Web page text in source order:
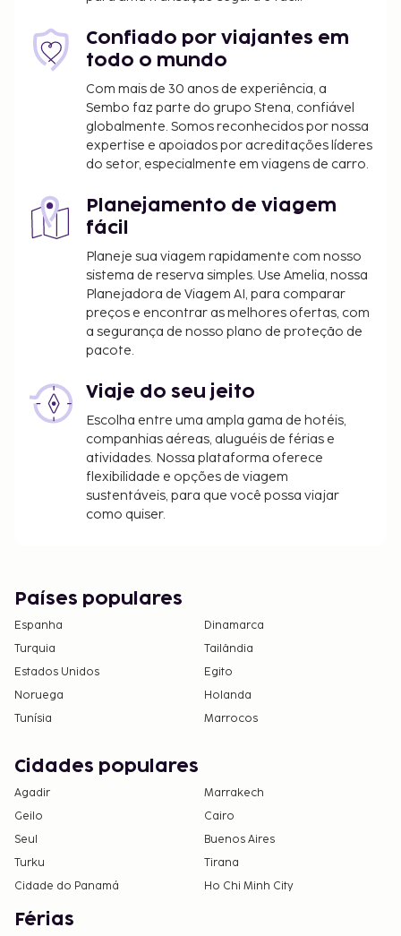
bancária no prazo de 24 horas após a
confirmação da reserva.
Incluímos todas as taxas que o alojamento nos
comunicou.
Tarifa de pequeno-almoço inglês: 6 USD por
adulto e 3 USD por criança (valores
A lista anterior pode não estar completa. As taxas e
sujeitos a alterações.
Não são permitidos animais de estimação
neste alojamento, incluindo animais de
assistência.
Confiado por viajantes em
todo o mundo
Com mais de 30 anos de experiência, a
Sembo faz parte do grupo Stena, confiável
globalmente. Somos reconhecidos por nossa
expertise e apoiados por acreditações líderes
do setor, especialmente em viagens de carro.
Planejamento de viagem
fácil
Planeje sua viagem rapidamente com nosso
sistema de reserva simples. Use Amelia, nossa
Planejadora de Viagem AI, para comparar
preços e encontrar as melhores ofertas, com
a segurança de nosso plano de proteção de
pacote.
Viaje do seu jeito
Escolha entre uma ampla gama de hotéis,
companhias aéreas, aluguéis de férias e
atividades. Nossa plataforma oferece
flexibilidade e opções de viagem
sustentáveis, para que você possa viajar
como quiser.
Países populares
Espanha
Dinamarca
Turquia
Tailândia
Estados Unidos
Egito
Noruega
Holanda
Tunísia
Marrocos
Cidades populares
Agadir
Marrakech
Geilo
Cairo
Seul
Buenos Aires
Turku
Tirana
Cidade do Panamá
Ho Chi Minh City
Férias